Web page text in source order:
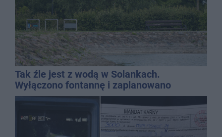
Tak źle jest z wodą w Solankach.
Wyłączono fontannę i zaplanowano
dolewkę